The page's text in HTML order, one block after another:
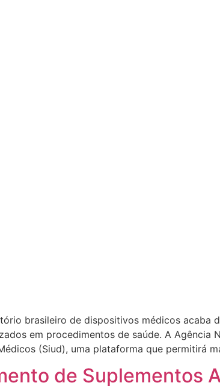
brasileiro de dispositivos médicos
em procedimentos de saúde. A Agência
(Siud), uma plataforma que permitirá
de Suplementos